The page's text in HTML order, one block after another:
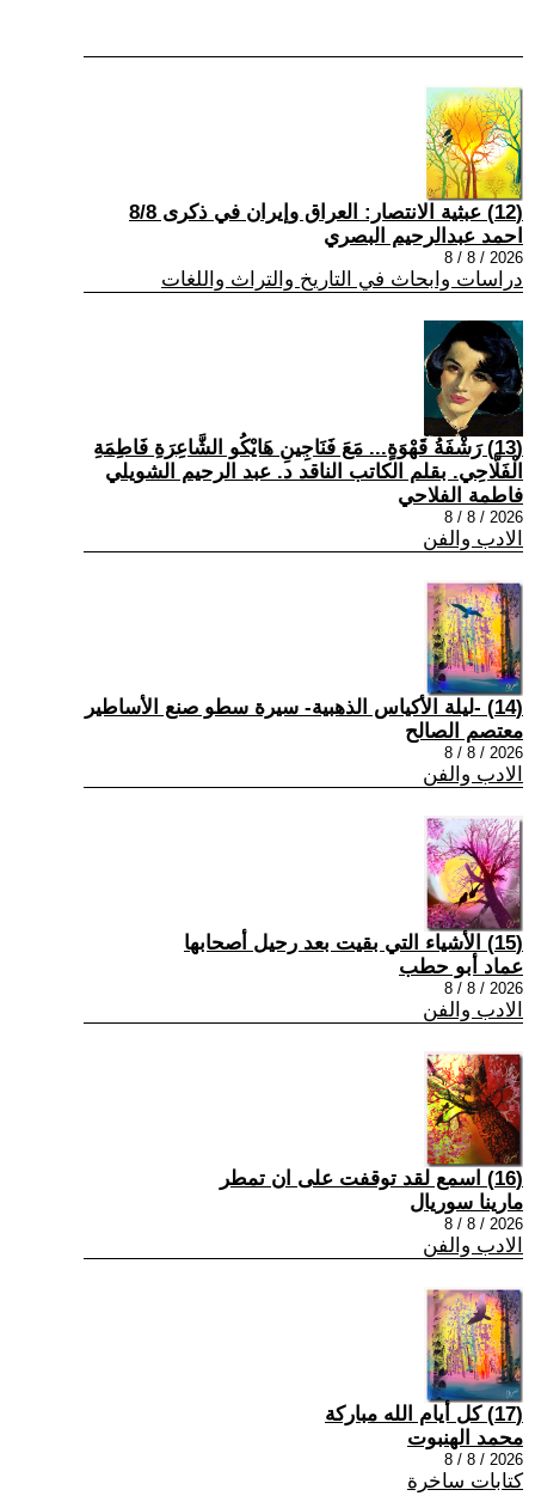
(12) عبثية الانتصار: العراق وإيران في ذكرى 8/8
احمد عبدالرحيم البصري
2026 / 8 / 8
دراسات وابحاث في التاريخ والتراث واللغات
(13) رَشْفَةُ قَهْوَةٍ... مَعَ فَنَاجِينِ هَايْكُو الشَّاعِرَةِ فَاطِمَةِ
الْفَلَّاحِي. بقلم الكاتب الناقد د. عبد الرحيم الشويلي
فاطمة الفلاحي
2026 / 8 / 8
الادب والفن
(14) -ليلة الأكياس الذهبية- سيرة سطو صنع الأساطير
معتصم الصالح
2026 / 8 / 8
الادب والفن
(15) الأشياء التي بقيت بعد رحيل أصحابها
عماد أبو حطب
2026 / 8 / 8
الادب والفن
(16) اسمع لقد توقفت على ان تمطر
مارينا سوريال
2026 / 8 / 8
الادب والفن
(17) كل أيام الله مباركة
محمد الهنبوت
2026 / 8 / 8
كتابات ساخرة